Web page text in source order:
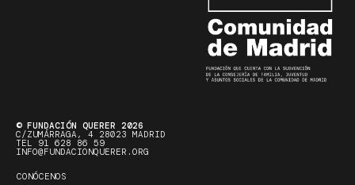
© FUNDACIÓN QUERER 2026
C/ZUMÁRRAGA, 4 28023 MADRID
TEL 91 628 86 59
INFO@FUNDACIONQUERER.ORG
CONÓCENOS